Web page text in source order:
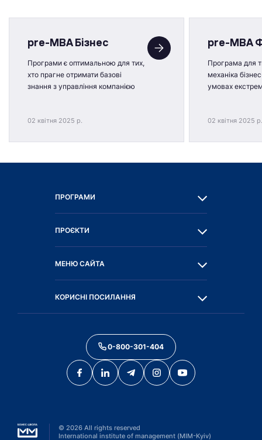
pre-MBA Бізнес
Програми є оптимальною для тих,
хто прагне отримати базові
знання з управління компанією
02 квітня 2025 р.
pre-MBA
Програма для
механіка
умовах
02 квітня 2025 р.
ПРОГРАМИ
ПРОЄКТИ
МЕНЮ САЙТА
КОРИСНІ ПОСИЛАННЯ
0-800-301-404
© 2026 All rights reserved
International institute of management (MIM-Kyiv)